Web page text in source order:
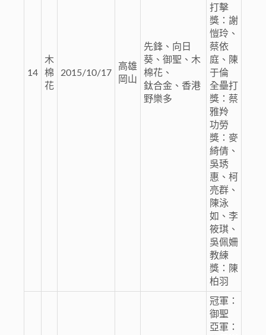
14
木
棉
花
2015/10/17
高雄
岡山
先鋒、向日
葵、御聖、木
棉花、
鈦合金、香港
野樂多
打擊
獎：謝
愷玲、
蔡依
庭、陳
于倫
全壘打
獎：蔡
雅羚
功勞
獎：麥
綺倩、
吳琇
惠、柯
亮群、
陳泳
如、李
筱琪、
吳佩姍
教練
獎：陳
柏羽
冠軍：
御聖
亞軍：